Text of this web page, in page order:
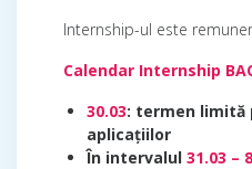
Internship-ul este
Calendar Internship
30.03: termen
aplicațiilor
În intervalul 31.03 –